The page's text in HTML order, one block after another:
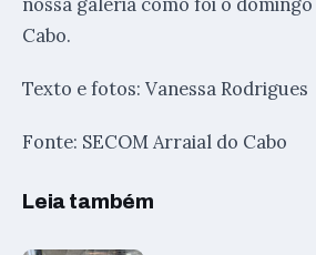
Cabo.
Texto e fotos: Vanessa Rodrigues
Fonte: SECOM Arraial do Cabo
Leia também